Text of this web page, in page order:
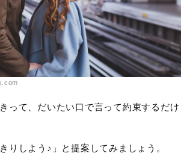
って、だいたい口で言って約束するだけ
りしよう♪」と提案してみましょう。